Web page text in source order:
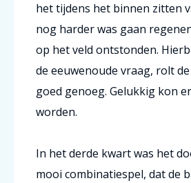
het tijdens het binnen zitten
nog harder was gaan
op het veld ontstonden.
de eeuwenoude vraag, rolt
goed genoeg. Gelukkig kon
worden.
In het derde kwart was het
mooi combinatiespel, dat de